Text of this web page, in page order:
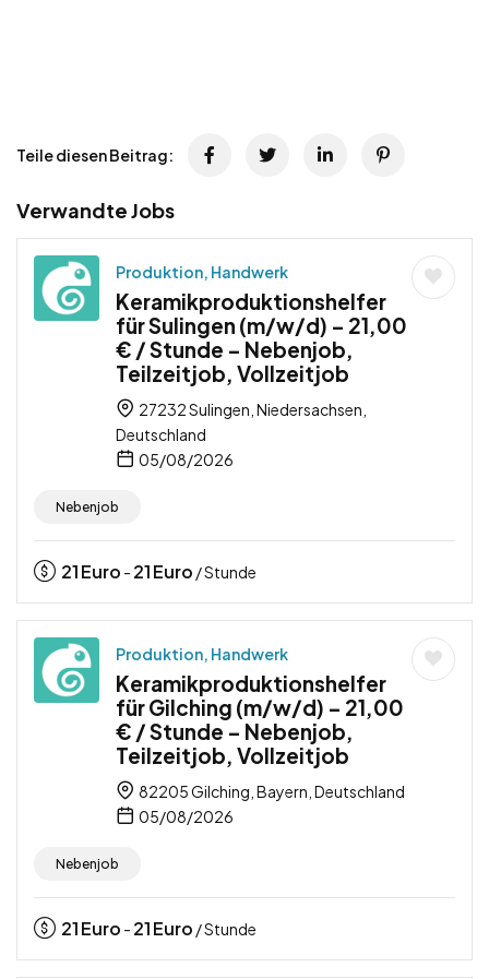
Teile diesen Beitrag:
Verwandte Jobs
Produktion, Handwerk
Keramikproduktionshelfer
für Sulingen (m/w/d) – 21,00
€ / Stunde – Nebenjob,
Teilzeitjob, Vollzeitjob
27232 Sulingen, Niedersachsen,
Deutschland
05/08/2026
Nebenjob
21Euro - 21Euro / Stunde
Produktion, Handwerk
Keramikproduktionshelfer
für Gilching (m/w/d) – 21,00
€ / Stunde – Nebenjob,
Teilzeitjob, Vollzeitjob
82205 Gilching, Bayern, Deutschland
05/08/2026
Nebenjob
21Euro - 21Euro / Stunde